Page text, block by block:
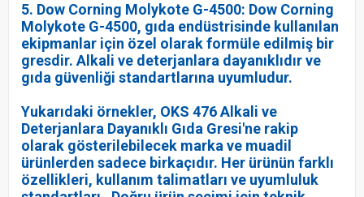
5. Dow Corning Molykote G-4500: Dow Corning
Molykote G-4500, gıda endüstrisinde kullanılan
ekipmanlar için özel olarak formüle edilmiş bir
gresdir. Alkali ve deterjanlara dayanıklıdır ve
gıda güvenliği standartlarına uyumludur.
Yukarıdaki örnekler, OKS 476 Alkali ve
Deterjanlara Dayanıklı Gıda Gresi'ne rakip
olarak gösterilebilecek marka ve muadil
ürünlerden sadece birkaçıdır. Her ürünün farklı
özellikleri, kullanım talimatları ve uyumluluk